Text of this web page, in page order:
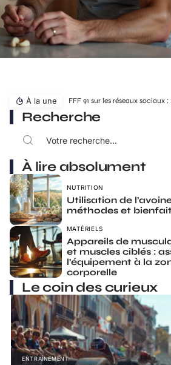
À la une FFF 91
Recherche
À lire absolument
NUTRITION
Utilisation de
méthodes et
MATÉRIELS
Appareils de
et muscles ciblés :
l’équipement à la
corporelle
Le coin des curieux
ENTRAÎNEMENT